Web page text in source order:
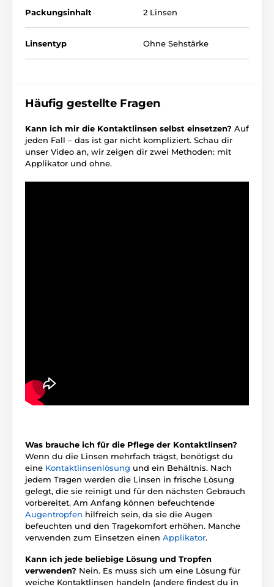
Packungsinhalt 2 Linsen
Linsentyp Ohne Sehstärke
Häufig gestellte Fragen
Kann ich mir die Kontaktlinsen selbst einsetzen? Auf
jeden Fall – das ist gar nicht kompliziert. Schau dir
unser Video an, wir zeigen dir zwei Methoden: mit
Applikator und ohne.
Was brauche ich für die Pflege der Kontaktlinsen?
Wenn du die Linsen mehrfach trägst, benötigst du
eine Kontaktlinsenlösung und ein Behältnis. Nach
jedem Tragen werden die Linsen in frische Lösung
gelegt, die sie reinigt und für den nächsten Gebrauch
vorbereitet. Am Anfang können befeuchtende
Augentropfen hilfreich sein, da sie die Augen
befeuchten und den Tragekomfort erhöhen. Manche
verwenden zum Einsetzen einen Applikator.
Kann ich jede beliebige Lösung und Tropfen
verwenden? Nein. Es muss sich um eine Lösung für
weiche Kontaktlinsen handeln (andere findest du in